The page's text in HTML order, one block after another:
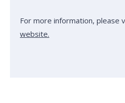
For more information, please
website.